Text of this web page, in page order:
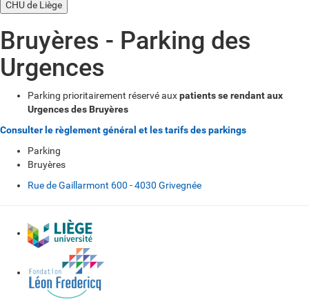
CHU de Liège
Bruyères - Parking des
Urgences
Parking prioritairement réservé auxpatients se rendant aux
Urgences des Bruyères
Consulter le règlement général et les tarifs des parkings
Parking
Bruyères
Rue de Gaillarmont 600 - 4030 Grivegnée